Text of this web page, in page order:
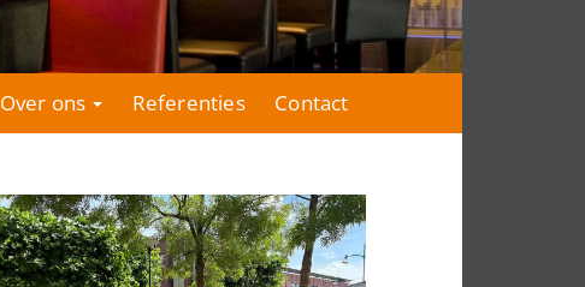
Over ons Referenties Contact